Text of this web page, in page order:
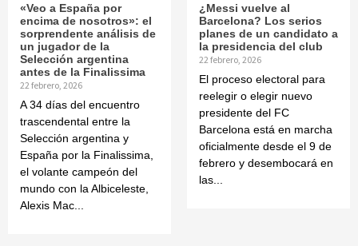
«Veo a España por
encima de nosotros»: el
sorprendente análisis de
un jugador de la
Selección argentina
antes de la Finalissima
22 febrero, 2026
A 34 días del encuentro
trascendental entre la
Selección argentina y
España por la Finalissima,
el volante campeón del
mundo con la Albiceleste,
Alexis Mac...
¿Messi vuelve al
Barcelona? Los serios
planes de un candidato a
la presidencia del club
22 febrero, 2026
El proceso electoral para
reelegir o elegir nuevo
presidente del FC
Barcelona está en marcha
oficialmente desde el 9 de
febrero y desembocará en
las...